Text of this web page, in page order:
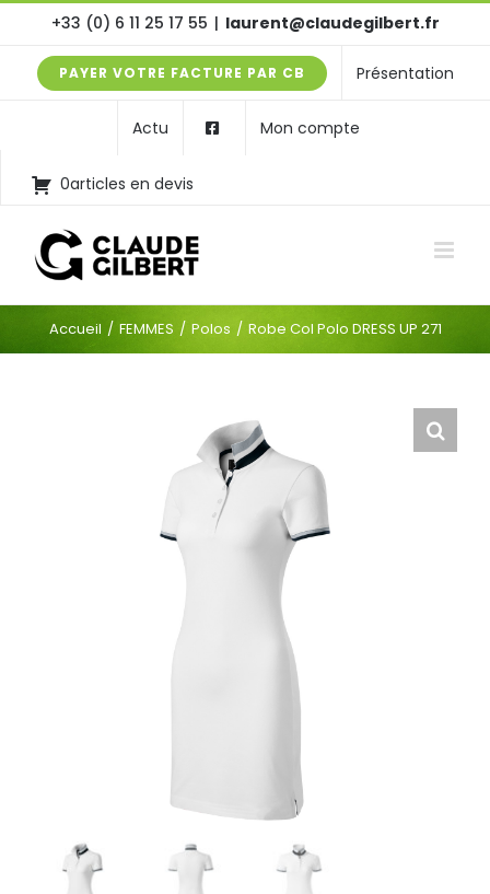
contenu
+33 (0) 6 11 25 17 55 | laurent@claudegilbert.fr
PAYER VOTRE FACTURE PAR CB Présentation
Actu
0articles en devis
Mon compte
Accueil FEMMES Polos Robe Col Polo DRESS UP 271